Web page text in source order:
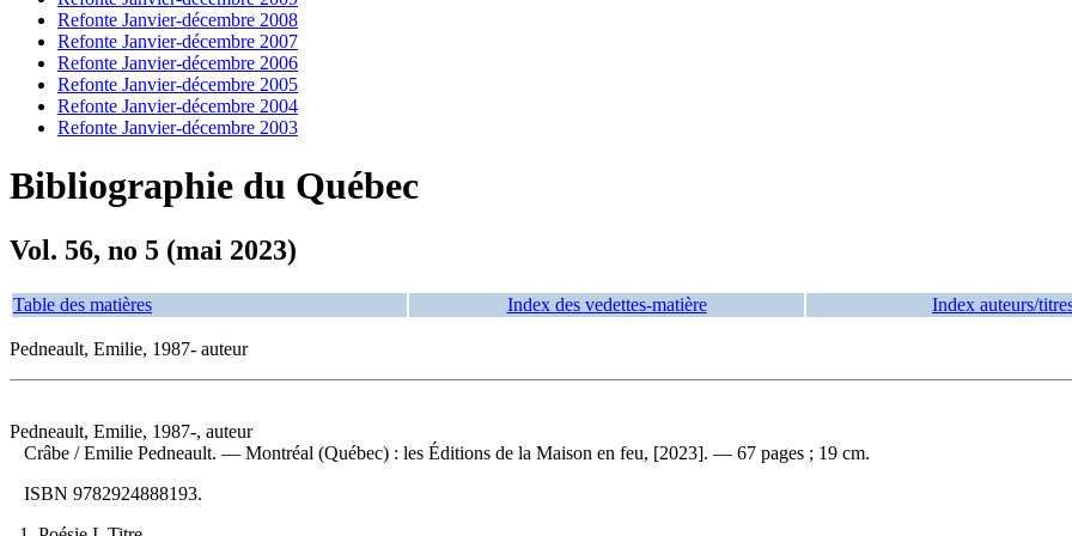
Refonte Janvier-décembre 2008
Refonte Janvier-décembre 2007
Refonte Janvier-décembre 2006
Refonte Janvier-décembre 2005
Refonte Janvier-décembre 2004
Refonte Janvier-décembre 2003
Bibliographie du Québec
Vol. 56, no 5 (mai 2023)
Table des matières Index des vedettes-matière Index auteurs/
Pedneault, Emilie, 1987- auteur
Pedneault, Emilie, 1987-, auteur
Crâbe / Emilie Pedneault. — Montréal (Québec) : les Éditions de la Maison en feu, [2023]. — 67 pages ; 19 cm.
ISBN 9782924888193.